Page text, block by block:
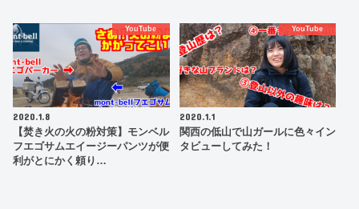
YouTube
2020.1.8
【焚き火の火の粉対策】モンベル
フエゴサムエイージーパンツが便
利がとにかく頼り…
YouTube
2020.1.1
関西の低山で山ガールに色々イン
タビューしてみた！